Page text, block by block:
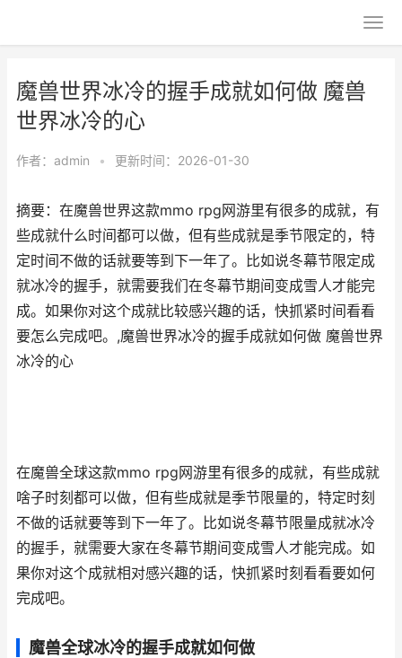
魔兽世界冰冷的握手成就如何做 魔兽
世界冰冷的心
作者： admin • 更新时间：2026-01-30
摘要：​在魔兽世界这款mmo rpg网游里有很多的成就，有
些成就什么时间都可以做，但有些成就是季节限定的，特
定时间不做的话就要等到下一年了。比如说冬幕节限定成
就冰冷的握手，就需要我们在冬幕节期间变成雪人才能完
成。如果你对这个成就比较感兴趣的话，快抓紧时间看看
要怎么完成吧。,魔兽世界冰冷的握手成就如何做 魔兽世界
冰冷的心
在魔兽全球这款mmo rpg网游里有很多的成就，有些成就
啥子时刻都可以做，但有些成就是季节限量的，特定时刻
不做的话就要等到下一年了。比如说冬幕节限量成就冰冷
的握手，就需要大家在冬幕节期间变成雪人才能完成。如
果你对这个成就相对感兴趣的话，快抓紧时刻看看要如何
完成吧。
魔兽全球冰冷的握手成就如何做